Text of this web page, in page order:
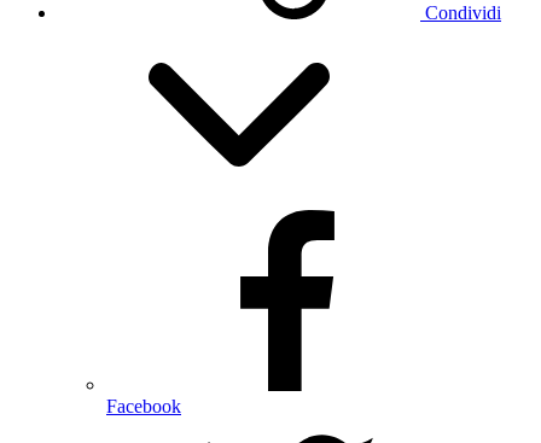
Condividi
Facebook